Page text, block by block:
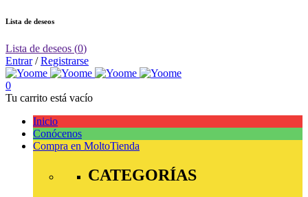
Lista de deseos
Lista de deseos (0)
Entrar/Registrarse
0
Tu carrito está vacío
Inicio
Conócenos
Compra en MoltoTienda
CATEGORÍAS